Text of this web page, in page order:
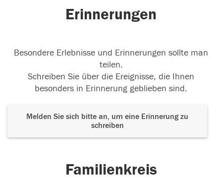
Erinnerungen
Besondere Erlebnisse und Erinnerungen sollte man
teilen.
Schreiben Sie über die Ereignisse, die Ihnen
besonders in Erinnerung geblieben sind.
Melden Sie sich bitte an, um eine Erinnerung zu
schreiben
Familienkreis